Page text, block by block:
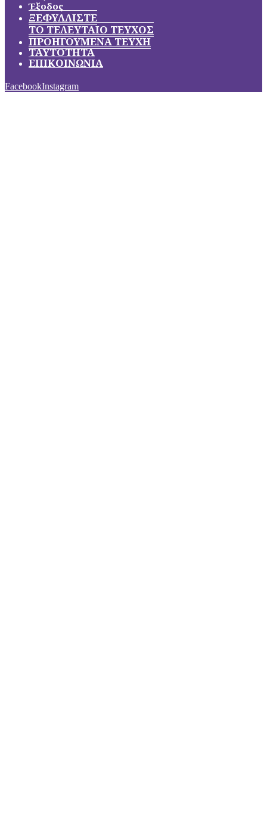
Έξοδος
ΞΕΦΥΛΛΙΣΤΕ
ΤΟ ΤΕΛΕΥΤΑΙΟ ΤΕΥΧΟΣ
ΠΡΟΗΓΟΥΜΕΝΑ ΤΕΥΧΗ
ΤΑΥΤΟΤΗΤΑ
ΕΠΙΚΟΙΝΩΝΙΑ
FacebookInstagram